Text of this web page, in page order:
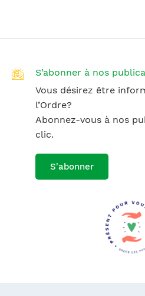
S’abonner à nos
Vous désirez être
l’Ordre?
Abonnez-vous à nos
clic.
S'abonner